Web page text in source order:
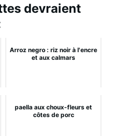
devraient
Arroz negro : riz noir à l'encre
et aux calmars
paella aux choux-fleurs et
côtes de porc